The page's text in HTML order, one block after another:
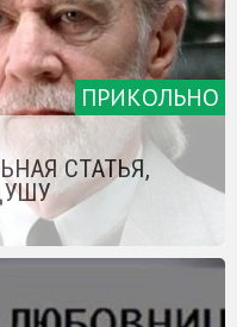
ПРИКОЛЬНО
СТАТЬЯ,